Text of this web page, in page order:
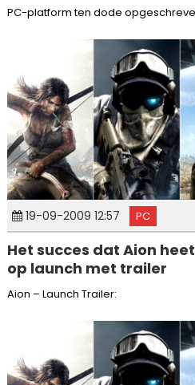
PC-platform ten dode
19-09-2009 12:57 PC
Het succes dat Aion
op launch met trailer
Aion – Launch Trailer: